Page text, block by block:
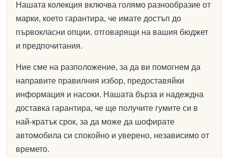
Нашата колекция включва голямо разнообразие от
марки, което гарантира, че имате достъп до
първокласни опции, отговарящи на вашия бюджет
и предпочитания.
Ние сме на разположение, за да ви помогнем да
направите правилния избор, предоставяйки
информация и насоки. Нашата бърза и надеждна
доставка гарантира, че ще получите гумите си в
най-кратък срок, за да може да шофирате
автомобила си спокойно и уверено, независимо от
времето.